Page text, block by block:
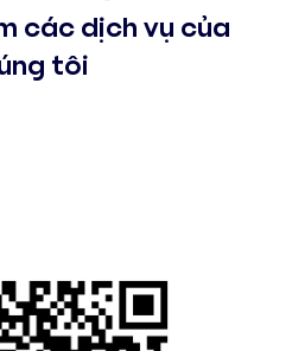
các dịch vụ của
tôi